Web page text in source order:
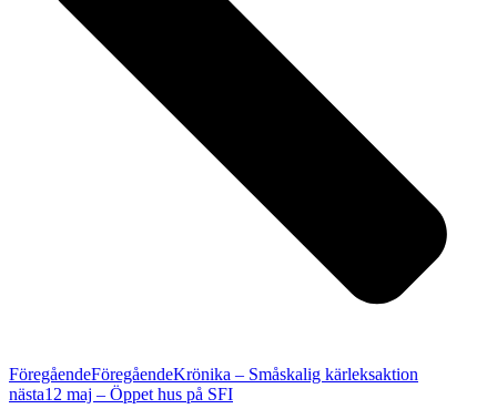
FöregåendeFöregåendeKrönika – Småskalig kärleksaktion
nästa12 maj – Öppet hus på SFI